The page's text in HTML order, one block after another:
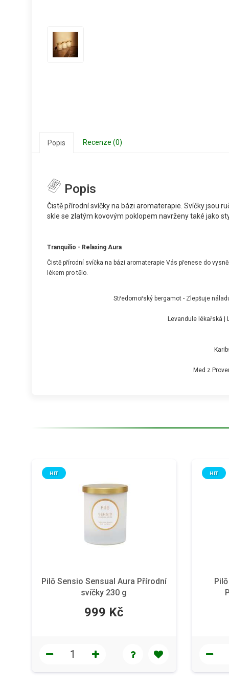
Popis Recenze (0)
Popis
Čistě přírodní svíčky na bázi aromaterapie. Svíčky jsou
skle se zlatým kovovým poklopem navrženy také jako
Tranquilio - Relaxing Aura
Čistě přírodní svíčka na bázi aromaterapie Vás přenese do
lékem pro tělo.
Středomořský bergamot - Zlepšuje
Levandule lékařská |
Med z
Pilō Sensio Sensual Aura Přírodní
svíčky 230 g
HIT
999 Kč
HIT